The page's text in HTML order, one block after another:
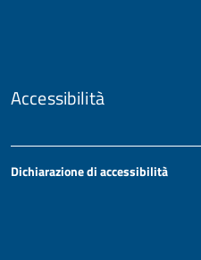
Accessibilità
Dichiarazione di accessibilità